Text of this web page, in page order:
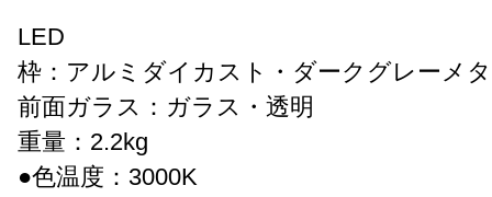
LED
枠：アルミダイカスト・ダークグレーメ
前面ガラス：ガラス・透明
重量：2.2kg
●色温度：3000K